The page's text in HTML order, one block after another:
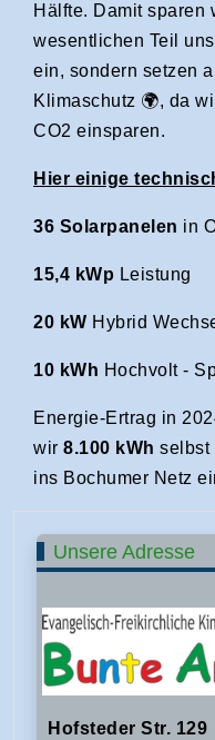
Hälfte. Damit sparen
wesentlichen Teil
ein, sondern setzen
Klimaschutz 🌍, da
CO2 einsparen.
Hier einige
36 Solarpanelen in
15,4 kWp Leistung
20 kW Hybrid
10 kWh Hochvolt -
Energie-Ertrag in
wir 8.100 kWh selbst
ins Bochumer Netz
Unsere Adresse
Hofsteder Str. 129